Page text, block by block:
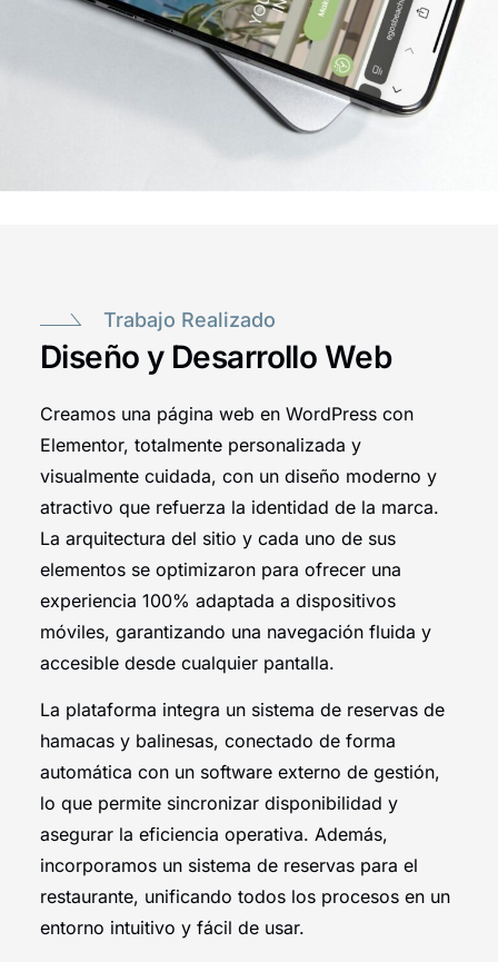
Trabajo Realizado
Diseño y Desarrollo Web
Creamos una página web en WordPress con
Elementor, totalmente personalizada y
visualmente cuidada, con un diseño moderno y
atractivo que refuerza la identidad de la marca.
La arquitectura del sitio y cada uno de sus
elementos se optimizaron para ofrecer una
experiencia 100% adaptada a dispositivos
móviles, garantizando una navegación fluida y
accesible desde cualquier pantalla.
La plataforma integra un sistema de reservas de
hamacas y balinesas, conectado de forma
automática con un software externo de gestión,
lo que permite sincronizar disponibilidad y
asegurar la eficiencia operativa. Además,
incorporamos un sistema de reservas para el
restaurante, unificando todos los procesos en un
entorno intuitivo y fácil de usar.